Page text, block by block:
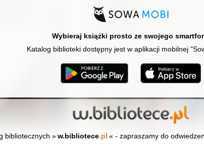
Wybieraj książki prosto ze swojego
Katalog biblioteki dostępny jest w aplikacji mobilnej
bibliotecznych » w.bibliotece.pl « - zapraszamy do